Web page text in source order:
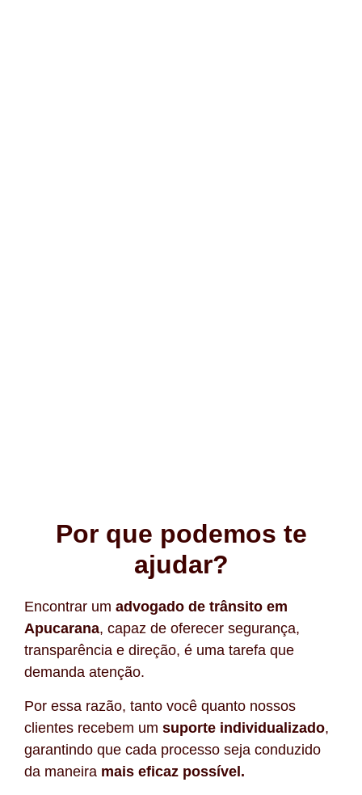
Por que podemos te
ajudar?
Encontrar um advogado de trânsito em
Apucarana, capaz de oferecer segurança,
transparência e direção, é uma tarefa que
demanda atenção.
Por essa razão, tanto você quanto nossos
clientes recebem um suporte individualizado,
garantindo que cada processo seja conduzido
da maneira mais eficaz possível.